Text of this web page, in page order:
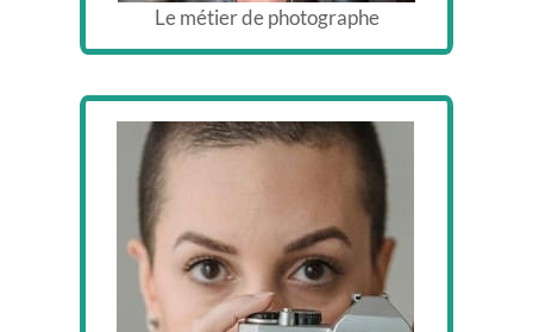
Le métier de photographe